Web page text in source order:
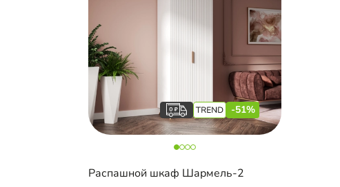
-51%
Распашной шкаф Шармель-2